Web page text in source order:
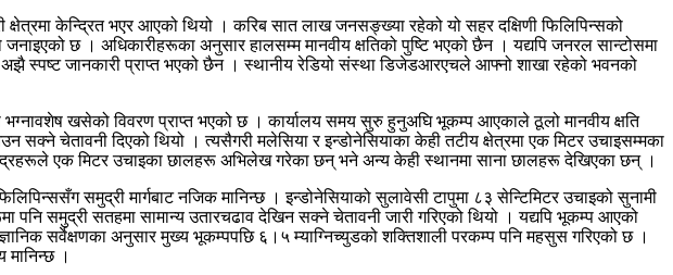
केन्द्रित भएर आएको थियो । करिब सात लाख जनसङ्ख्या रहेको यो सहर दक्षिणी फिलिपिन्सको
जनाइएको छ । अधिकारीहरूका अनुसार हालसम्म मानवीय क्षतिको पुष्टि भएको छैन । यद्यपि जनरल सान्टोसमा
स्पष्ट जानकारी प्राप्त भएको छैन । स्थानीय रेडियो संस्था डिजेडआरएचले आफ्नो शाखा रहेको भवनको
खसेको विवरण प्राप्त भएको छ । कार्यालय समय सुरु हुनुअघि भूकम्प आएकाले ठूलो मानवीय क्षति
चेतावनी दिएको थियो । त्यसैगरी मलेसिया र इन्डोनेसियाका केही तटीय क्षेत्रमा एक मिटर उचाइसम्मका
केन्द्रहरूले एक मिटर उचाइका छालहरू अभिलेख गरेका छन् भने अन्य केही स्थानमा साना छालहरू देखिएका छन् ।
समुद्री मार्गबाट नजिक मानिन्छ । इन्डोनेसियाको सुलावेसी टापुमा ८३ सेन्टिमिटर उचाइको सुनामी
पनि समुद्री सतहमा सामान्य उतारचढाव देखिन सक्ने चेतावनी जारी गरिएको थियो । यद्यपि भूकम्प आएको
सर्वेक्षणका अनुसार मुख्य भूकम्पपछि ६।५ म्याग्निच्युडको शक्तिशाली परकम्प पनि महसुस गरिएको छ ।
मानिन्छ ।